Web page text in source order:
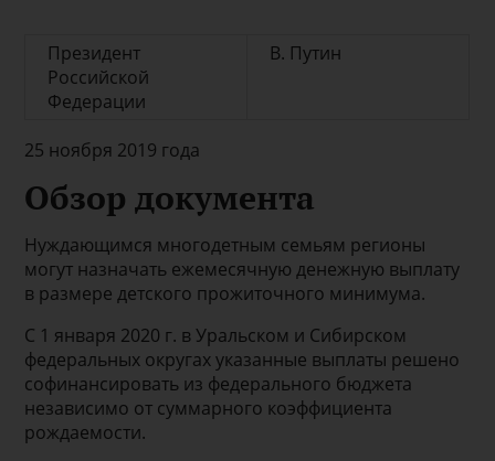
Президент
Российской
Федерации
В. Путин
25 ноября 2019 года
Обзор документа
Нуждающимся многодетным семьям регионы
могут назначать ежемесячную денежную выплату
в размере детского прожиточного минимума.
С 1 января 2020 г. в Уральском и Сибирском
федеральных округах указанные выплаты решено
софинансировать из федерального бюджета
независимо от суммарного коэффициента
рождаемости.